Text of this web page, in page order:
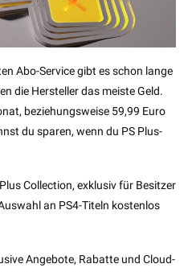
Abo-Service gibt es schon lange
die Hersteller das meiste Geld.
beziehungsweise 59,99 Euro
du sparen, wenn du PS Plus-
Collection, exklusiv für Besitzer
an PS4-Titeln kostenlos
Angebote, Rabatte und Cloud-